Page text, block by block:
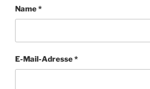
Name*
E-Mail-Adresse*